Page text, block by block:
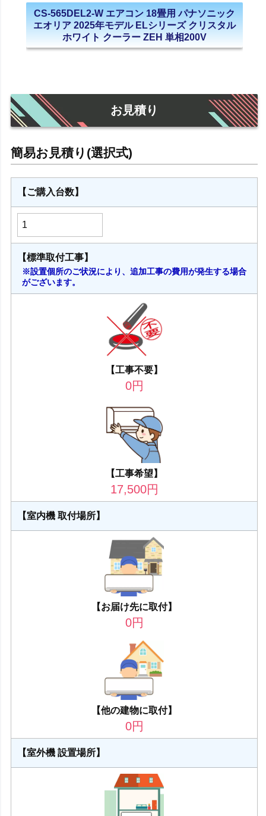
CS-565DEL2-W エアコン 18畳用 パナソニック
エオリア 2025年モデル ELシリーズ クリスタル
ホワイト クーラー ZEH 単相200V
お見積り
【ご購入台数】
【標準取付工事】
※設置個所のご状況により、追加工事の費用が発生する場合
がございます。
【工事不要】
0円
【工事希望】
17,500円
【室内機 取付場所】
【お届け先に取付】
0円
【他の建物に取付】
0円
【室外機 設置場所】